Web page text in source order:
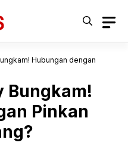
Hubungan dengan
Bungkam!
Pinkan